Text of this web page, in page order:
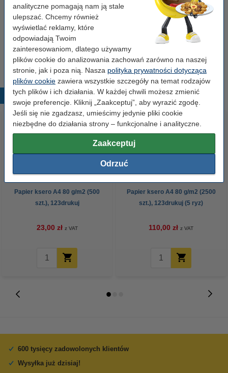
analityczne pomagają nam ją stale
ulepszać. Chcemy również
wyświetlać reklamy, które
odpowiadają Twoim
zainteresowaniom, dlatego używamy
plików cookie do analizowania zachowań zarówno na naszej
stronie, jak i poza nią. Nasza polityka prywatności dotycząca
plików cookie zawiera wszystkie szczegóły na temat rodzajów
tych plików i ich działania. W każdej chwili możesz zmienić
swoje preferencje. Kliknij „Zaakceptuj”, aby wyrazić zgodę.
Jeśli się nie zgadzasz, umieścimy jedynie pliki cookie
niezbędne do działania strony – funkcjonalne i analityczne.
Zaakceptuj
Odrzuć
Kliknij i sprawdź całą specyfikacje
Dostępny
Zamów na wtorek
7,50 zł
Popularne produkty
Papier ksero A4 80 g/m2 (500
szt.), 123drukuj
23,00 zł z VAT
Papier ksero A4 80 g/m2 (2500
szt.), 123drukuj (5 ryz)
110,00 zł z VAT
600 tysięcy zadowolonych klientów
Wysyłka już dzisiaj!